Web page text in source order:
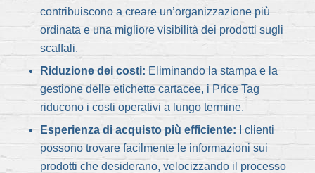
contribuiscono a creare un’organizzazione più
ordinata e una migliore visibilità dei prodotti sugli
scaffali.
Riduzione dei costi: Eliminando la stampa e la
gestione delle etichette cartacee, i Price Tag
riducono i costi operativi a lungo termine.
Esperienza di acquisto più efficiente: I clienti
possono trovare facilmente le informazioni sui
prodotti che desiderano, velocizzando il processo